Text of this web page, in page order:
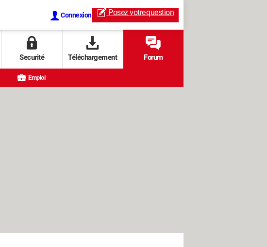
Connexion Posez votrequestion
Securité Téléchargement Forum
Emploi